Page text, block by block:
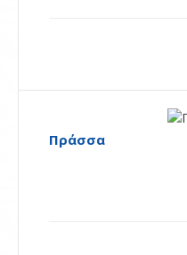
1,30€ /κιλ.
Πράσσα